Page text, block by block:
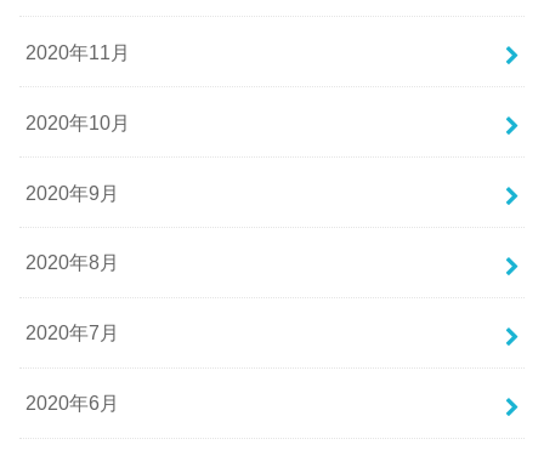
2020年11月
2020年10月
2020年9月
2020年8月
2020年7月
2020年6月